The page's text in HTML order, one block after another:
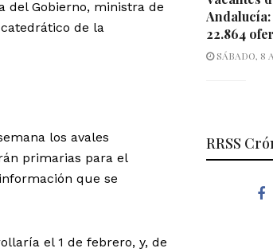
Gobierno, ministra de
de la
los avales
primarias para el
que se
el 1 de febrero, y, de
22.864
SÁBADO, 8
RRSS